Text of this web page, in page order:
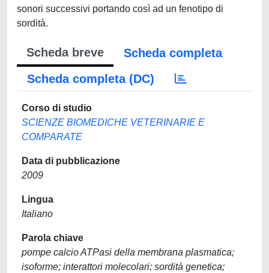
sonori successivi portando così ad un fenotipo di
sordità.
Scheda breve
Scheda completa
Scheda completa (DC)
Corso di studio
SCIENZE BIOMEDICHE VETERINARIE E
COMPARATE
Data di pubblicazione
2009
Lingua
Italiano
Parola chiave
pompe calcio ATPasi della membrana plasmatica;
isoforme; interattori molecolari; sordità genetica;